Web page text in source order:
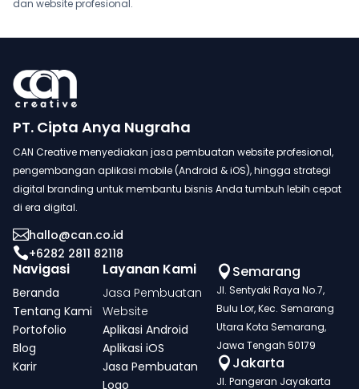
dan website profesional.
PT. Cipta Anya Nugraha
CAN Creative menyediakan jasa pembuatan website profesional,
pengembangan aplikasi mobile (Android & iOS), hingga strategi
digital branding untuk membantu bisnis Anda tumbuh lebih cepat
di era digital.
hallo@can.co.id
+6282 2811 82118
Navigasi
Beranda
Tentang Kami
Portofolio
Blog
Karir
Layanan Kami
Jasa Pembuatan
Website
Aplikasi Android
Aplikasi iOS
Jasa Pembuatan
Logo
 Semarang
Jl. Sentyaki Raya No.7,
Bulu Lor, Kec. Semarang
Utara Kota Semarang,
Jawa Tengah 50179
 Jakarta
Jl. Pangeran Jayakarta